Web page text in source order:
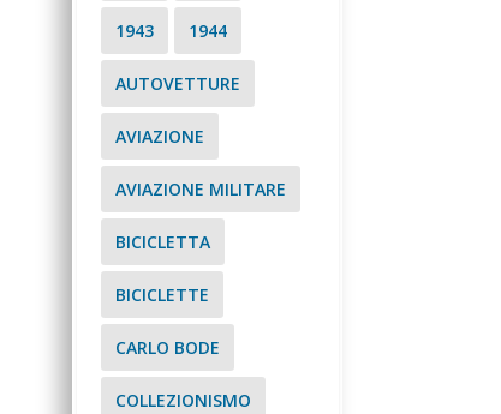
1943 1944
AUTOVETTURE
AVIAZIONE
AVIAZIONE MILITARE
BICICLETTA
BICICLETTE
CARLO BODE
COLLEZIONISMO